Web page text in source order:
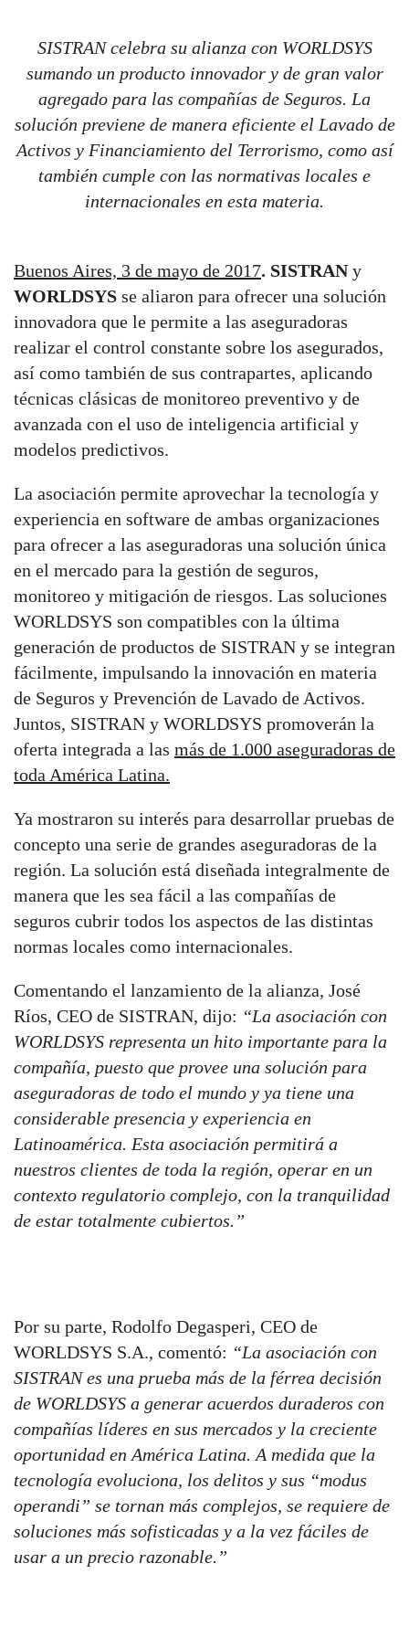
SISTRAN celebra su alianza con WORLDSYS
sumando un producto innovador y de gran valor
agregado para las compañías de Seguros. La
solución previene de manera eficiente el Lavado de
Activos y Financiamiento del Terrorismo, como así
también cumple con las normativas locales e
internacionales en esta materia.
Buenos Aires, 3 de mayo de 2017. SISTRANy
WORLDSYS se aliaron para ofrecer una solución
innovadora que le permite a las aseguradoras
realizar el control constante sobre los asegurados,
así como también de sus contrapartes, aplicando
técnicas clásicas de monitoreo preventivo y de
avanzada con el uso de inteligencia artificial y
modelos predictivos.
La asociación permite aprovechar la tecnología y
experiencia en software de ambas organizaciones
para ofrecer a las aseguradoras una solución única
en el mercado para la gestión de seguros,
monitoreo y mitigación de riesgos. Las soluciones
WORLDSYS son compatibles con la última
generación de productos de SISTRAN y se integran
fácilmente, impulsando la innovación en materia
de Seguros y Prevención de Lavado de Activos.
Juntos, SISTRAN y WORLDSYS promoverán la
oferta integrada a las más de 1.000 aseguradoras de
toda América Latina.
Ya mostraron su interés para desarrollar pruebas de
concepto una serie de grandes aseguradoras de la
región. La solución está diseñada integralmente de
manera que les sea fácil a las compañías de
seguros cubrir todos los aspectos de las distintas
normas locales como internacionales.
Comentando el lanzamiento de la alianza, José
Ríos, CEO de SISTRAN, dijo: “La asociación con
WORLDSYS representa un hito importante para la
compañía, puesto que provee una solución para
aseguradoras de todo el mundo y ya tiene una
considerable presencia y experiencia en
Latinoamérica. Esta asociación permitirá a
nuestros clientes de toda la región, operar en un
contexto regulatorio complejo, con la tranquilidad
de estar totalmente cubiertos.”
Por su parte, Rodolfo Degasperi, CEO de
WORLDSYS S.A., comentó: “La asociación con
SISTRAN es una prueba más de la férrea decisión
de WORLDSYS a generar acuerdos duraderos con
compañías líderes en sus mercados y la creciente
oportunidad en América Latina. A medida que la
tecnología evoluciona, los delitos y sus “modus
operandi” se tornan más complejos, se requiere de
soluciones más sofisticadas y a la vez fáciles de
usar a un precio razonable. ”